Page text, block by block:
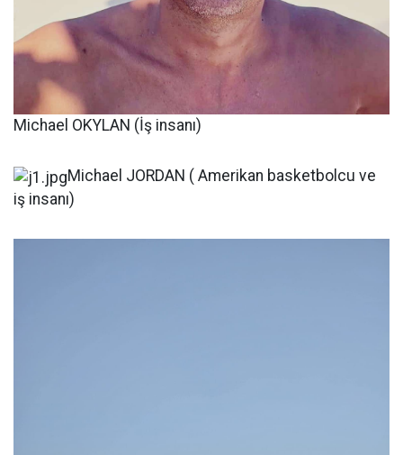
Michael OKYLAN (İş insanı)
Michael JORDAN ( Amerikan basketbolcu ve
iş insanı)